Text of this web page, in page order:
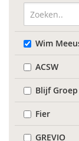
Wim
ACSW
Blijf Groep
Fier
GREVIO